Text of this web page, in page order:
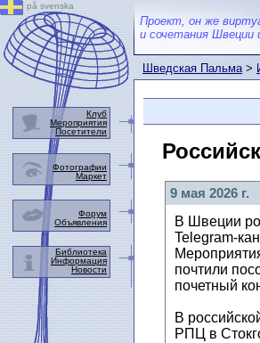
Проект, он же
и сочетания Швеции
Шведская Пальма>
9 мая 2026 г.
В Швеции
Telegram-
почтили
почетный
В
РПЦ в
på svenska
Клуб
Мероприятия
Посетители
Фотографии
Маркет
Форум
Объявления
Библиотека
Информация
Новости